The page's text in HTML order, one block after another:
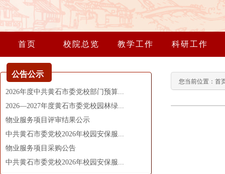
首页 校院总览 教学工作 科研工作
公告公示
2026年度中共黄石市委党校部门预算...
2026—2027年度黄石市委党校园林绿...
物业服务项目评审结果公示
中共黄石市委党校2026年校园安保服...
物业服务项目采购公告
中共黄石市委党校2026年校园安保服...
您当前位置： 首